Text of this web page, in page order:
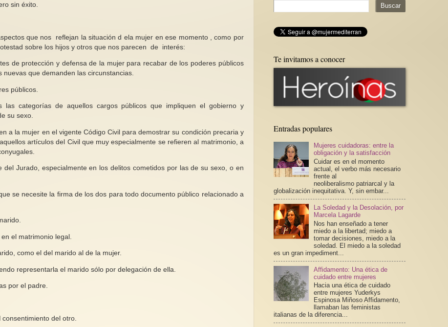
sin éxito.
que nos reflejan la situación d ela mujer en ese momento , como por
sobre los hijos y otros que nos parecen de interés:
de protección y defensa de la mujer para recabar de los poderes públicos
que demanden las circunstancias.
públicos.
categorías de aquellos cargos públicos que impliquen el gobierno y
su sexo.
a la mujer en el vigente Código Civil para demostrar su condición precaria y
artículos del Civil que muy especialmente se refieren al matrimonio, a
Jurado, especialmente en los delitos cometidos por las de su sexo, o en
se necesite la firma de los dos para todo documento público relacionado a
el matrimonio legal.
como el del marido al de la mujer.
representarla el marido sólo por delegación de ella.
por el padre.
del otro.
Te invitamos a conocer
Entradas populares
Mujeres cuidadoras: entre la
obligación y la satisfacción
Cuidar es en el momento
actual, el verbo más necesario
frente al
neoliberalismo patriarcal y la
globalización inequitativa. Y, sin embar...
La Soledad y la Desolación, por
Marcela Lagarde
Nos han enseñado a tener
miedo a la libertad; miedo a
tomar decisiones, miedo a la
soledad. El miedo a la soledad
es un gran impediment...
Affidamento: Una ética de
cuidado entre mujeres
Hacia una ética de cuidado
entre mujeres Yuderkys
Espinosa Miñoso Affidamento,
llamaban las feministas
italianas de la diferencia...